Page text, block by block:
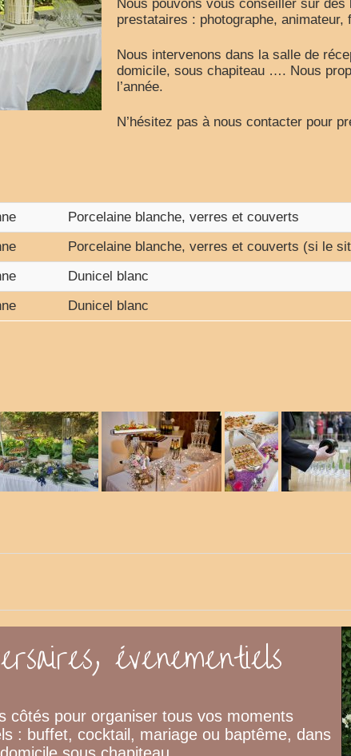
Nous pouvons vous conseiller sur
prestataires : photographe,
Nous intervenons dans la salle de
domicile, sous chapiteau …. Nous
l’année.
N’hésitez pas à nous contacter pour
Porcelaine blanche, verres et couverts
Porcelaine blanche, verres et couverts (si le
Dunicel blanc
Dunicel blanc
évenementiels
côtés pour organiser tous vos moments
: buffet, cocktail, mariage ou baptême, dans